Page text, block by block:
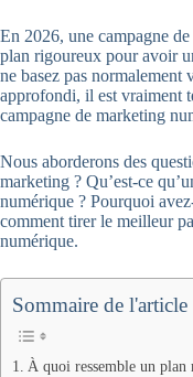
En 2026, une campagne
plan rigoureux pour avoir
ne basez pas normalement
approfondi, il est vraiment
campagne de marketing
Nous aborderons des
marketing ? Qu’est-ce
numérique ? Pourquoi
comment tirer le meilleur
numérique.
Sommaire de l'article
À quoi ressemble un plan